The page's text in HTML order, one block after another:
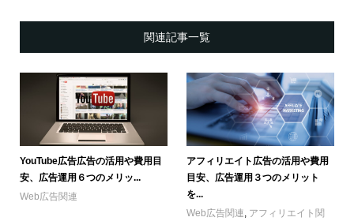
関連記事一覧
YouTube広告広告の活用や費用目
安、広告運用６つのメリッ...
Web広告関連
アフィリエイト広告の活用や費用
目安、広告運用３つのメリット
を...
Web広告関連, アフィリエイト関